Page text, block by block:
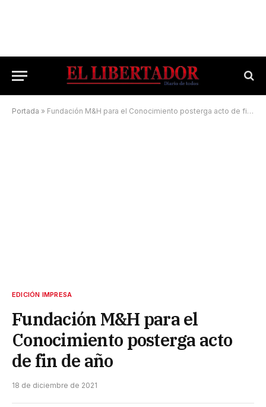
Portada » Fundación M&H para el Conocimiento posterga acto de fin de año
EDICIÓN IMPRESA
Fundación M&H para el
Conocimiento posterga acto
de fin de año
18 de diciembre de 2021